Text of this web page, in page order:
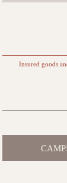
Insured goods